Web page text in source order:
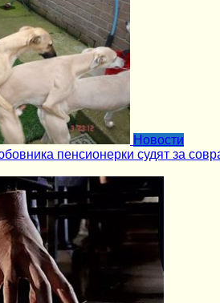
Новости
пенсионерки судят за